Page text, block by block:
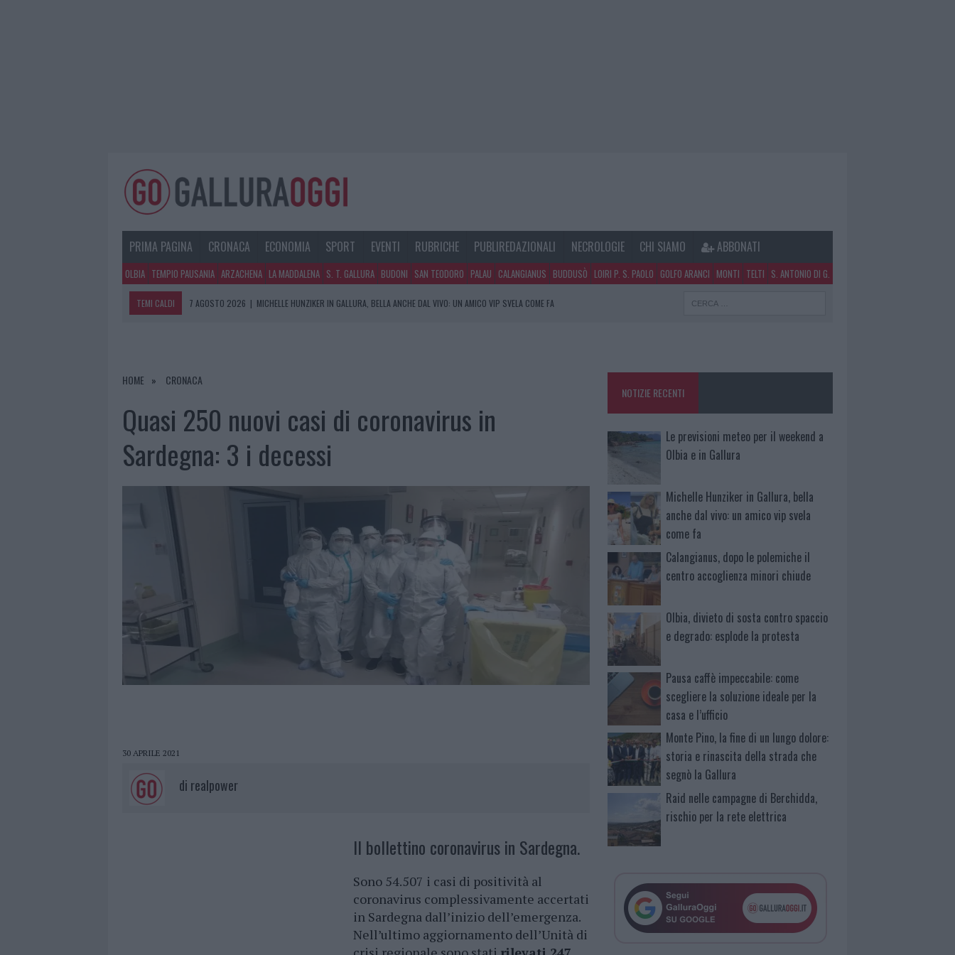
PRIMA PAGINA CRONACA ECONOMIA SPORT EVENTI RUBRICHE PUBLIREDAZIONALI NECROLOGIE CHI SIAMO ABBONATI
OLBIA TEMPIO PAUSANIA ARZACHENA LA MADDALENA S. T. GALLURA BUDONI SAN TEODORO PALAU CALANGIANUS BUDDUSÒ LOIRI P. S. PAOLO GOLFO ARANCI MONTI TELTI S. ANTONIO DI G.
TEMI CALDI 7 AGOSTO 2026 | MICHELLE HUNZIKER IN GALLURA, BELLA ANCHE DAL VIVO: UN AMICO VIP SVELA COME FA
7 AGOSTO 2026
|
HOME CRONACA
Quasi 250 nuovi casi di coronavirus in
Sardegna: 3 i decessi
30 APRILE 2021
di realpower
Il bollettino coronavirus in Sardegna.
Sono 54.507 i casi di positività al
coronavirus complessivamente accertati
in Sardegna dall’inizio dell’emergenza.
Nell’ultimo aggiornamento dell’Unità di
NOTIZIE RECENTI
Le previsioni meteo per il weekend a
Olbia e in Gallura
Michelle Hunziker in Gallura, bella
anche dal vivo: un amico vip svela
come fa
Calangianus, dopo le polemiche il
centro accoglienza minori chiude
Olbia, divieto di sosta contro spaccio
e degrado: esplode la protesta
Pausa caffè impeccabile: come
scegliere la soluzione ideale per la
casa e l’ufficio
Monte Pino, la fine di un lungo dolore:
storia e rinascita della strada che
segnò la Gallura
Raid nelle campagne di Berchidda,
rischio per la rete elettrica